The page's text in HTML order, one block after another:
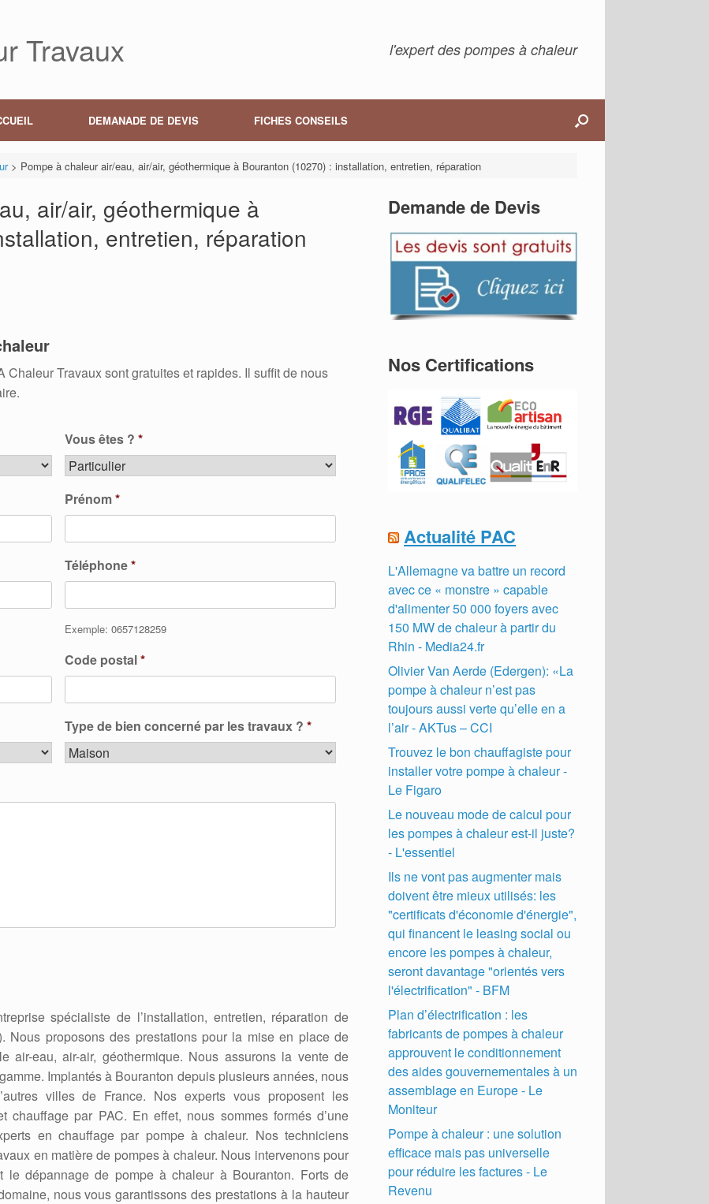
Travaux l'expert des pompes à chaleur
DEMANADE DE DEVIS FICHES CONSEILS
> Pompe à chaleur air/eau, air/air, géothermique à Bouranton (10270) : installation, entretien, réparation
air/air, géothermique à
entretien, réparation
Travaux sont gratuites et rapides. Il suffit de nous
Vous êtes ? *
Prénom*
Téléphone*
Exemple: 0657128259
Code postal*
Type de bien concerné par les travaux ? *
spécialiste de l’installation, entretien, réparation de
Nous proposons des prestations pour la mise en place de
air-eau, air-air, géothermique. Nous assurons la vente de
Implantés à Bouranton depuis plusieurs années, nous
villes de France. Nos experts vous proposent les
chauffage par PAC. En effet, nous sommes formés d’une
en chauffage par pompe à chaleur. Nos techniciens
en matière de pompes à chaleur. Nous intervenons pour
dépannage de pompe à chaleur à Bouranton. Forts de
nous vous garantissons des prestations à la hauteur
Demande de Devis
Nos Certifications
Actualité PAC
L'Allemagne va battre un record
avec ce « monstre » capable
d'alimenter 50 000 foyers avec
150 MW de chaleur à partir du
Rhin - Media24.fr
Olivier Van Aerde (Edergen): «La
pompe à chaleur n’est pas
toujours aussi verte qu’elle en a
l’air - AKTus – CCI
Trouvez le bon chauffagiste pour
installer votre pompe à chaleur -
Le Figaro
Le nouveau mode de calcul pour
les pompes à chaleur est-il juste?
- L'essentiel
Ils ne vont pas augmenter mais
doivent être mieux utilisés: les
"certificats d'économie d'énergie",
qui financent le leasing social ou
encore les pompes à chaleur,
seront davantage "orientés vers
l'électrification" - BFM
Plan d’électrification : les
fabricants de pompes à chaleur
approuvent le conditionnement
des aides gouvernementales à un
assemblage en Europe - Le
Moniteur
Pompe à chaleur : une solution
efficace mais pas universelle
pour réduire les factures - Le
Revenu